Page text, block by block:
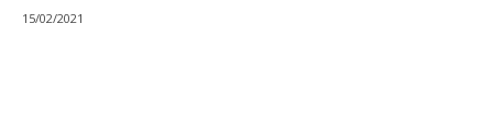
15/02/2021